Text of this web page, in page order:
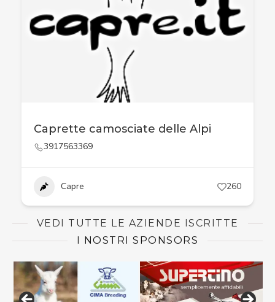
Caprette camosciate delle Alpi
3917563369
Capre 260
VEDI TUTTE LE AZIENDE ISCRITTE
I NOSTRI SPONSORS